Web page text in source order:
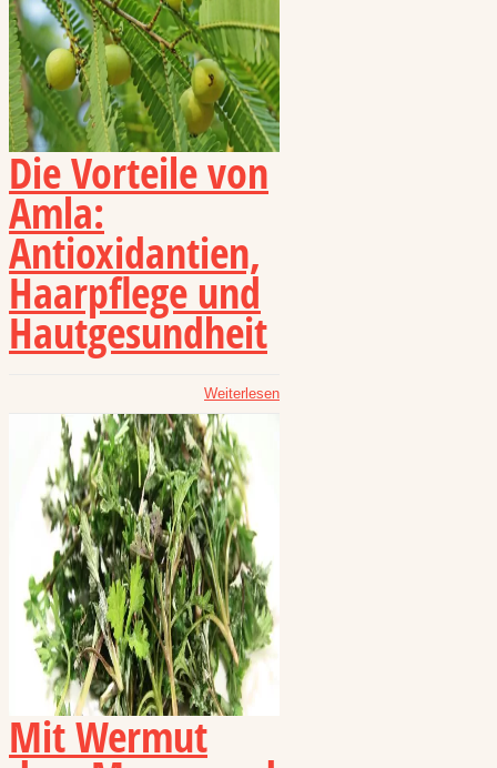
Die Vorteile von
Amla:
Antioxidantien,
Haarpflege und
Hautgesundheit
Weiterlesen
Mit Wermut